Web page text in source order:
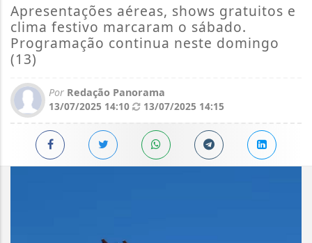
Apresentações aéreas, shows gratuitos e
clima festivo marcaram o sábado.
Programação continua neste domingo
(13)
Por Redação Panorama
13/07/2025 14:10
13/07/2025 14:15